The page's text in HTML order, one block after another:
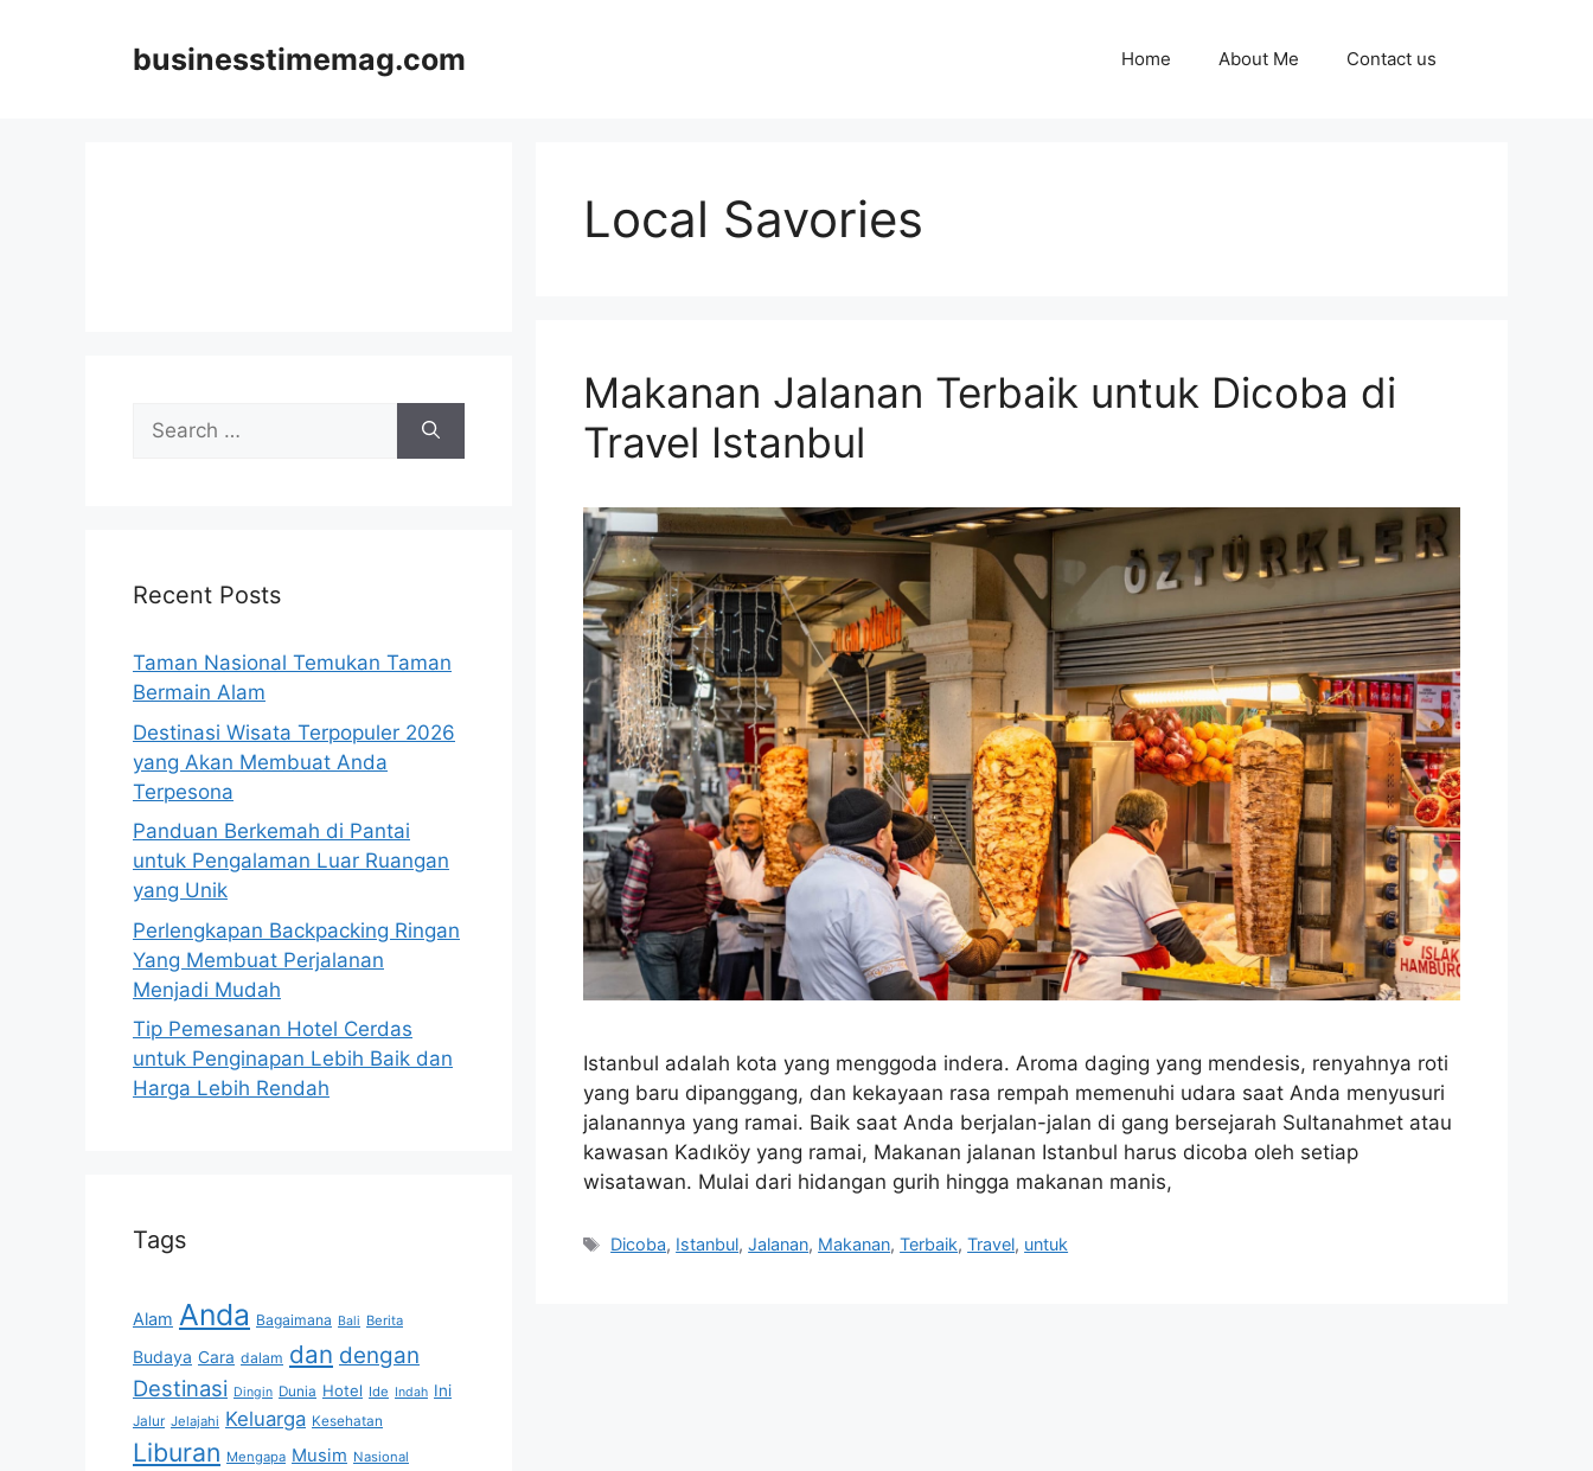
businesstimemag.com Home About Me Contact us
Local Savories
Makanan Jalanan Terbaik untuk Dicoba di
Travel Istanbul
Istanbul adalah kota yang menggoda indera. Aroma daging yang mendesis, renyahnya roti
yang baru dipanggang, dan kekayaan rasa rempah memenuhi udara saat Anda menyusuri
jalanannya yang ramai. Baik saat Anda berjalan-jalan di gang bersejarah Sultanahmet atau
kawasan Kadıköy yang ramai, Makanan jalanan Istanbul harus dicoba oleh setiap
wisatawan. Mulai dari hidangan gurih hingga makanan manis,
Tags
Dicoba, Istanbul,Jalanan, Makanan,Terbaik,Travel, untuk
Search
for:
Recent Posts
Taman Nasional Temukan Taman
Bermain Alam
Destinasi Wisata Terpopuler 2026
yang Akan Membuat Anda
Terpesona
Panduan Berkemah di Pantai
untuk Pengalaman Luar Ruangan
yang Unik
Perlengkapan Backpacking Ringan
Yang Membuat Perjalanan
Menjadi Mudah
Tip Pemesanan Hotel Cerdas
untuk Penginapan Lebih Baik dan
Harga Lebih Rendah
Tags
Alam Anda Bagaimana Bali Berita
Budaya Cara dalam dan dengan
Destinasi Dingin Dunia Hotel Ide Indah Ini
Jalur Jelajahi Keluarga Kesehatan
Liburan Mengapa Musim Nasional